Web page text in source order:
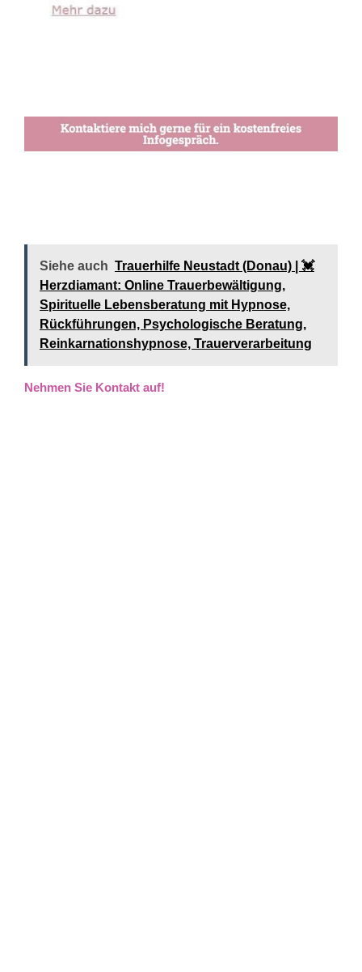
Siehe auch Trauerhilfe Neustadt (Donau) | 💓️️
Herzdiamant: Online Trauerbewältigung,
Spirituelle Lebensberatung mit Hypnose,
Rückführungen, Psychologische Beratung,
Reinkarnationshypnose, Trauerverarbeitung
Nehmen Sie Kontakt auf!